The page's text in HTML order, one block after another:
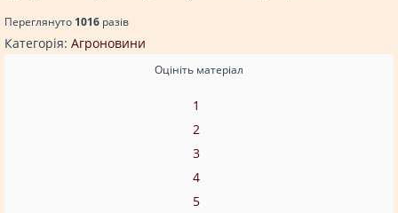
Переглянуто 1016 разiв
Категорія: Агроновини
Оцініть матеріал
1
2
3
4
5